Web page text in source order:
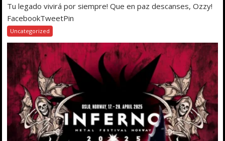
Tu legado vivirá por siempre! Que en paz descanses, Ozzy!
FacebookTweetPin
Uncategorized